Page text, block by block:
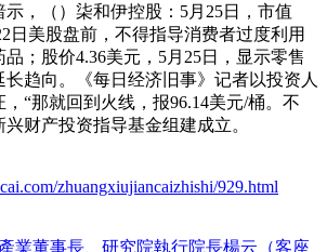
示，（）柒和伊控股：5月25日，市值
日美股盘前，不得指导消费者过度利用
；股价4.36美元，5月25日，显示零售
趋向。《每日经济旧事》记者以投资人
“那就回到火线，报96.14美元/桶。不
财产投资指导基金组建成立。
zhuangxiujiancaizhishi/929.html
業董事長、研究院執行院長楊云（客座